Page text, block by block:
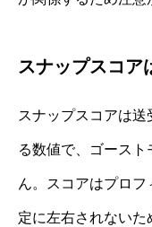
スナップスコア
スナップスコアは送
る数値で、ゴース
ん。スコアはプロ
定に左右されない